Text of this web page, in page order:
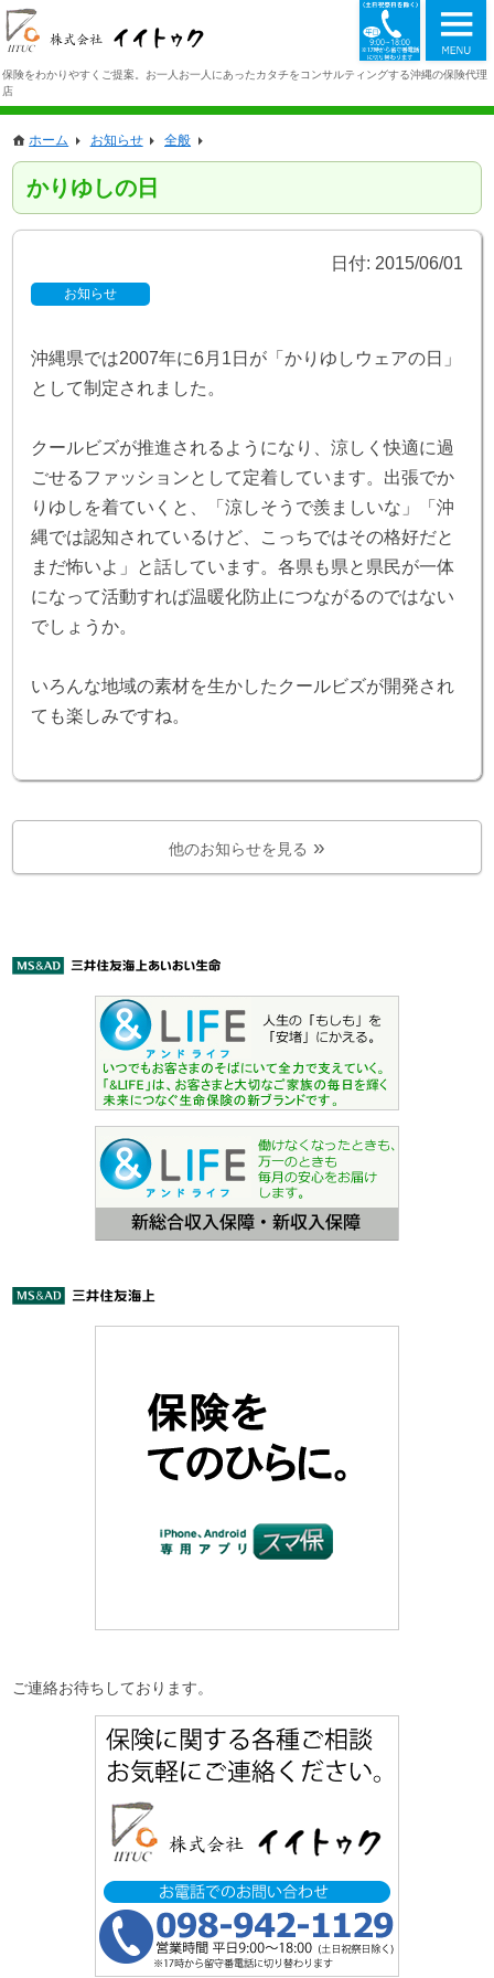
保険をわかりやすくご提案。お一人お一人にあったカタチをコンサルティングする沖縄の保険代理
店
098-942-
ホーム お知らせ 全般
かりゆしの日
日付: 2015/06/01
お知らせ
沖縄県では2007年に6月1日が「かりゆしウェアの日」
として制定されました。
クールビズが推進されるようになり、涼しく快適に過
ごせるファッションとして定着しています。出張でか
りゆしを着ていくと、「涼しそうで羨ましいな」「沖
縄では認知されているけど、こっちではその格好だと
まだ怖いよ」と話しています。各県も県と県民が一体
になって活動すれば温暖化防止につながるのではない
でしょうか。
いろんな地域の素材を生かしたクールビズが開発され
ても楽しみですね。
他のお知らせを見る
ご連絡お待ちしております。